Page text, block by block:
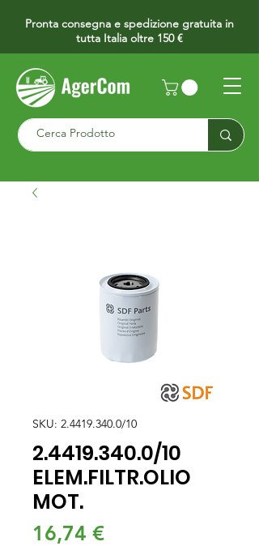
Pronta consegna e spedizione gratuita in
tutta Italia oltre 150 €
SKU: 2.4419.340.0/10
2.4419.340.0/10
ELEM.FILTR.OLIO
MOT.
16,74 €Prezzo